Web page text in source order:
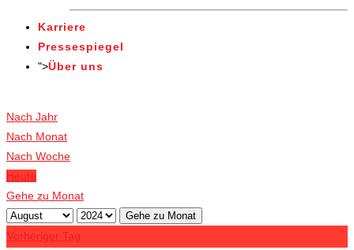
Karriere
Pressespiegel
">Über uns
Nach Jahr
Nach Monat
Nach Woche
Heute
Gehe zu Monat
Gehe zu Monat
Vorheriger Tag